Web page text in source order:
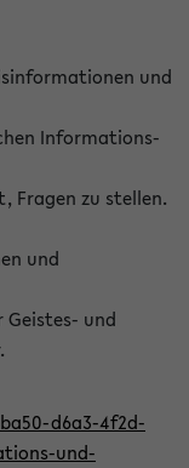
und
Informations-
Fragen zu stellen.
und
und
d6a3-4f2d-
und-